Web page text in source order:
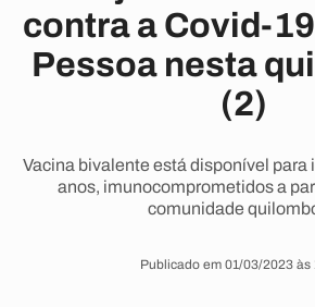
contra a Covid-
Pessoa nesta
(2)
Vacina bivalente está disponível para
anos, imunocomprometidos a
comunidade
Publicado em 01/03/2023 às